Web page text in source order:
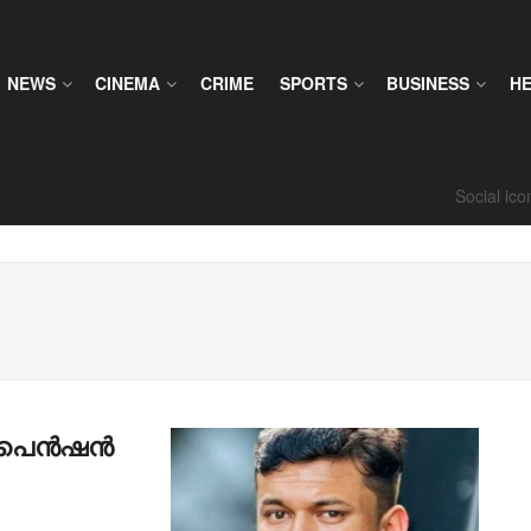
NEWS CINEMA CRIME SPORTS BUSINESS
Social
പെൻഷൻ